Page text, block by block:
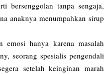
bersenggolan tanpa sengaja,
anaknya menumpahkan sirup
hanya karena masalah
seorang spesialis pengendali
setelah keinginan marah